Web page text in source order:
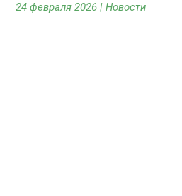
24 февраля 2026 |Новости